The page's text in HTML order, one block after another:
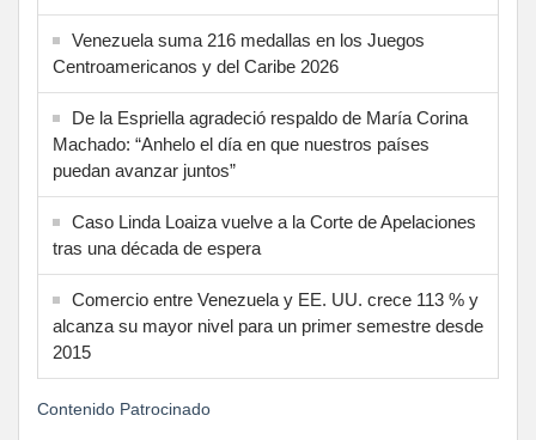
Venezuela suma 216 medallas en los Juegos
Centroamericanos y del Caribe 2026
De la Espriella agradeció respaldo de María Corina
Machado: “Anhelo el día en que nuestros países
puedan avanzar juntos”
Caso Linda Loaiza vuelve a la Corte de Apelaciones
tras una década de espera
Comercio entre Venezuela y EE. UU. crece 113 % y
alcanza su mayor nivel para un primer semestre desde
2015
Contenido Patrocinado